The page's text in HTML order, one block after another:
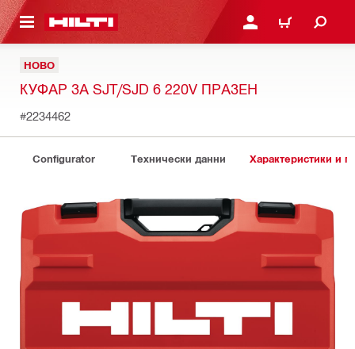
СЪДЪРЖАНИЕ ВЛЕЗ ИЛИ СЕ
КОЛИЧКА
НОВО
КУФАР ЗА SJT/SJD 6 220V ПРАЗЕН
#2234462
Configurator Технически данни Характеристики и